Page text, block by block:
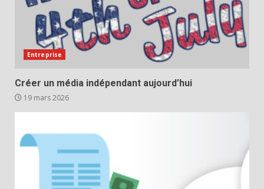
Entreprise
Créer un média indépendant aujourd’hui
19 mars 2026